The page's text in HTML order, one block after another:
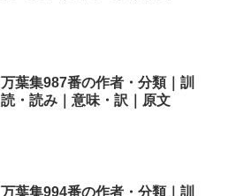
万葉集987番の作者・分類｜訓
読・読み｜意味・訳｜原文
万葉集994番の作者・分類｜訓